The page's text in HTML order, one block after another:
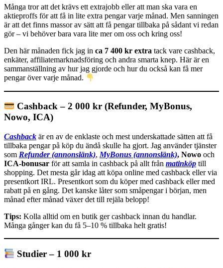
Många tror att det krävs ett extrajobb eller att man ska vara en
aktieproffs för att få in lite extra pengar varje månad. Men sanningen
är att det finns massor av sätt att få pengar tillbaka på sådant vi redan
gör – vi behöver bara vara lite mer om oss och kring oss!
Den här månaden fick jag in ca 7 400 kr extra tack vare cashback,
enkäter, affiliatemarknadsföring och andra smarta knep. Här är en
sammanställning av hur jag gjorde och hur du också kan få mer
pengar över varje månad.
Cashback – 2 000 kr (Refunder, MyBonus,
Nowo, ICA)
Cashback är en av de enklaste och mest underskattade sätten att få
tillbaka pengar på köp du ändå skulle ha gjort. Jag använder tjänster
som Refunder (annonslänk), MyBonus (annonslänk), Nowo och
ICA-bonusar för att samla in cashback på allt från matinköp till
shopping. Det mesta går idag att köpa online med cashback eller via
presentkort IRL. Presentkort som du köper med cashback eller med
rabatt på en gång. Det kanske låter som småpengar i början, men
månad efter månad växer det till rejäla belopp!
Tips: Kolla alltid om en butik ger cashback innan du handlar.
Många gånger kan du få 5–10 % tillbaka helt gratis!
Studier – 1 000 kr